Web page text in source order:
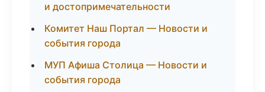
и достопримечательности
Комитет Наш Портал — Новости и
события города
МУП Афиша Столица — Новости и
события города